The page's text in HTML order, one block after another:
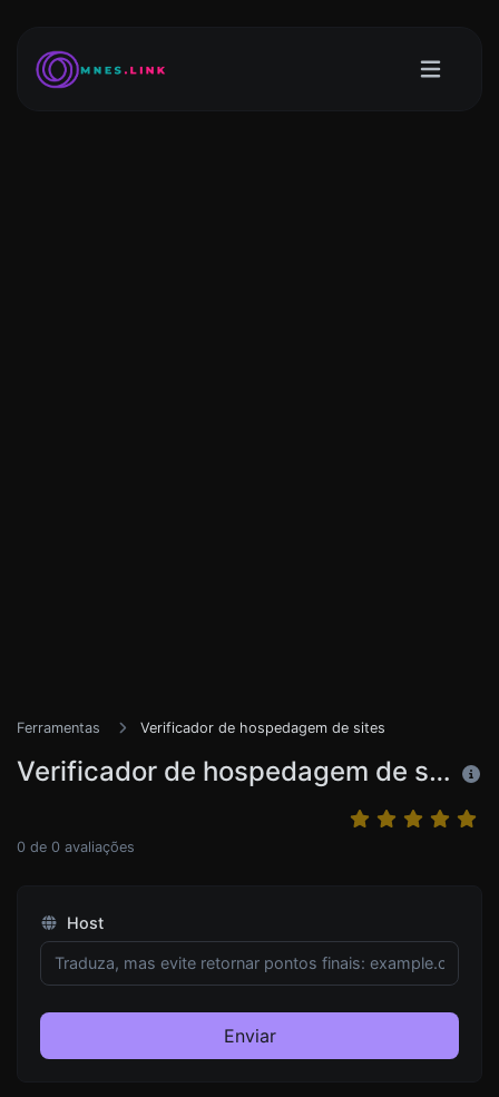
Ferramentas Verificador de hospedagem de sites
Verificador de hospedagem de sites
0 de 0 avaliações
Host
Enviar